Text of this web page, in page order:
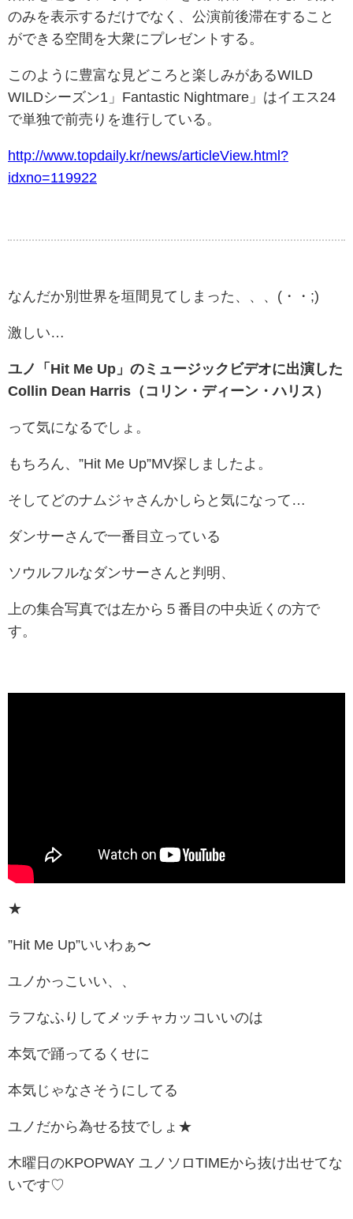
のみを表示するだけでなく、公演前後滞在すること
ができる空間を大衆にプレゼントする。
このように豊富な見どころと楽しみがあるWILD
WILDシーズン1」Fantastic Nightmare」はイエス24
で単独で前売りを進行している。
http://www.topdaily.kr/news/articleView.html?
idxno=119922
なんだか別世界を垣間見てしまった、、、(・・;)
激しい…
ユノ「Hit Me Up」のミュージックビデオに出演した
Collin Dean Harris（コリン・ディーン・ハリス）
って気になるでしょ。
もちろん、”Hit Me Up”MV探しましたよ。
そしてどのナムジャさんかしらと気になって…
ダンサーさんで一番目立っている
ソウルフルなダンサーさんと判明、
上の集合写真では左から５番目の中央近くの方で
す。
★
”Hit Me Up”いいわぁ〜
ユノかっこいい、、
ラフなふりしてメッチャカッコいいのは
本気で踊ってるくせに
本気じゃなさそうにしてる
ユノだから為せる技でしょ★
木曜日のKPOPWAY ユノソロTIMEから抜け出せてな
いです♡